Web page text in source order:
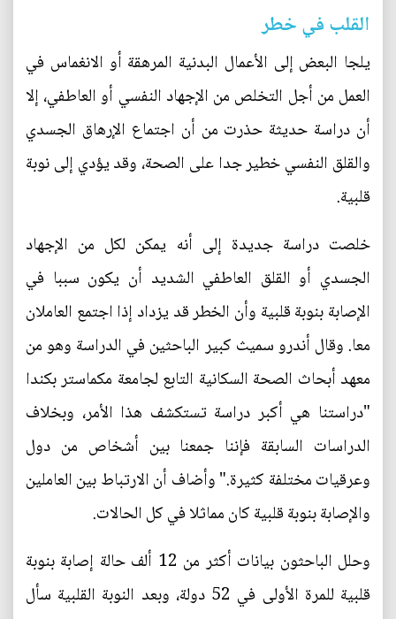
القلب في خطر
يلجا البعض إلى الأعمال البدنية المرهقة أو الانغماس في
العمل من أجل التخلص من الإجهاد النفسي أو العاطفي، إلا
أن دراسة حديثة حذرت من أن اجتماع الإرهاق الجسدي
والقلق النفسي خطير جدا على الصحة، وقد يؤدي إلى نوبة
قلبية.
خلصت دراسة جديدة إلى أنه يمكن لكل من الإجهاد
الجسدي أو القلق العاطفي الشديد أن يكون سببا في
الإصابة بنوبة قلبية وأن الخطر قد يزداد إذا اجتمع العاملان
معا. وقال أندرو سميث كبير الباحثين في الدراسة وهو من
معهد أبحاث الصحة السكانية التابع لجامعة مكماستر بكندا
"دراستنا هي أكبر دراسة تستكشف هذا الأمر، وبخلاف
الدراسات السابقة فإننا جمعنا بين أشخاص من دول
وعرقيات مختلفة كثيرة." وأضاف أن الارتباط بين العاملين
والإصابة بنوبة قلبية كان مماثلا في كل الحالات.
وحلل الباحثون بيانات أكثر من 12 ألف حالة إصابة بنوبة
قلبية للمرة الأولى في 52 دولة، وبعد النوبة القلبية سأل